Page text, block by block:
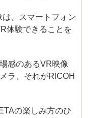
、スマートフォン
体験できることを
感のあるVR映像
ラ、それがRICOH
の楽しみ方のひ